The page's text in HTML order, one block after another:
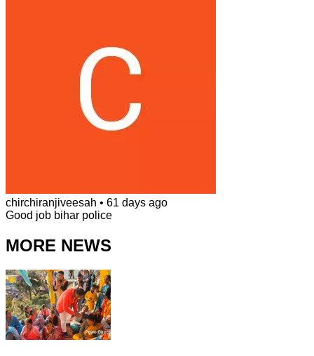
chirchiranjiveesah • 61 days ago
Good job bihar police
MORE NEWS